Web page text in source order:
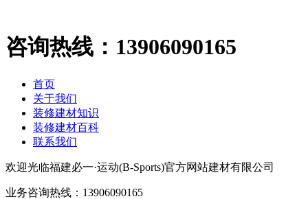
咨询热线： 13906090165
首页
关于我们
装修建材知识
装修建材百科
联系我们
欢迎光临福建必一·运动(B-Sports)官方网站建材有限公司
业务咨询热线： 13906090165